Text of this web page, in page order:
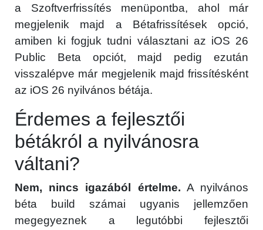
a Szoftverfrissítés menüpontba, ahol már
megjelenik majd a Bétafrissítések opció,
amiben ki fogjuk tudni választani az iOS 26
Public Beta opciót, majd pedig ezután
visszalépve már megjelenik majd frissítésként
az iOS 26 nyilvános bétája.
Érdemes a fejlesztői
bétákról a nyilvánosra
váltani?
Nem, nincs igazából értelme. A nyilvános
béta build számai ugyanis jellemzően
megegyeznek a legutóbbi fejlesztői